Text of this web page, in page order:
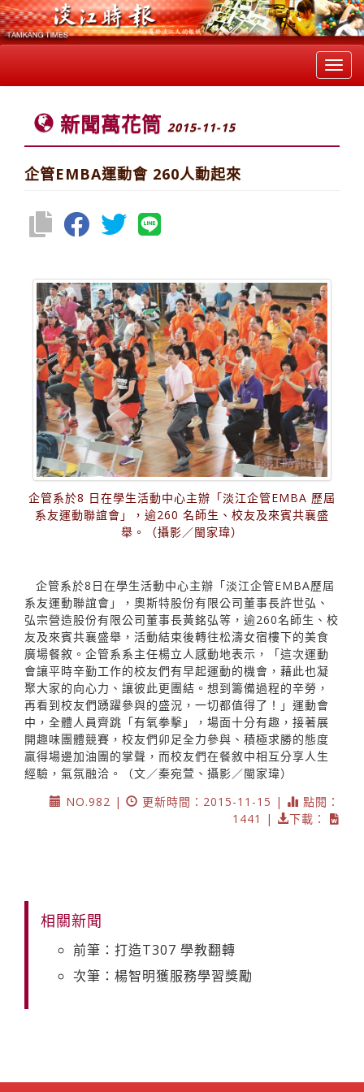
新聞萬花筒 2015-11-15
企管EMBA運動會 260人動起來
企管系於8 日在學生活動中心主辦「淡江企管EMBA 歷屆
系友運動聯誼會」，逾260 名師生、校友及來賓共襄盛
舉。（攝影／閩家瑋）
企管系於8日在學生活動中心主辦「淡江企管EMBA歷屆
系友運動聯誼會」，奧斯特股份有限公司董事長許世弘、
弘宗營造股份有限公司董事長黃銘弘等，逾260名師生、校
友及來賓共襄盛舉，活動結束後轉往松濤女宿樓下的美食
廣場餐敘。企管系系主任楊立人感動地表示，「這次運動
會讓平時辛勤工作的校友們有早起運動的機會，藉此也凝
聚大家的向心力、讓彼此更團結。想到籌備過程的辛勞，
再看到校友們踴躍參與的盛況，一切都值得了！」運動會
中，全體人員齊跳「有氧拳擊」，場面十分有趣，接著展
開趣味團體競賽，校友們卯足全力參與、積極求勝的態度
贏得場邊加油團的掌聲，而校友們在餐敘中相互分享人生
經驗，氣氛融洽。（文／秦宛萱、攝影／閩家瑋）
NO.982 |
更新時間：2015-11-15 |
點閱：
1441 |
下載：
相關新聞
前筆：打造T307 學教翻轉
次筆：楊智明獲服務學習獎勵